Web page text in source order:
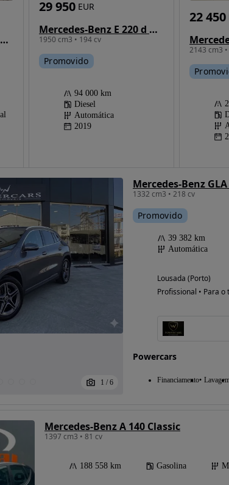
Possibilidade de
Mercedes-Benz A 200 d Urban
Mercedes-Benz E 220 d AMG Line
1950 cm3 • 194 cv
29 950 EUR
Promovido
94 000 km
Diesel
Automática
2019
2143 cm3
22 450
1 / 6
1332 cm3 • 218 cv
Promovido
39 382 km
Automática
Lousada (Porto)
Profissional • Para o
Powercars
Financiamento
Mercedes-Benz A 140 Classic
1397 cm3 • 81 cv
188 558 km Gasolina